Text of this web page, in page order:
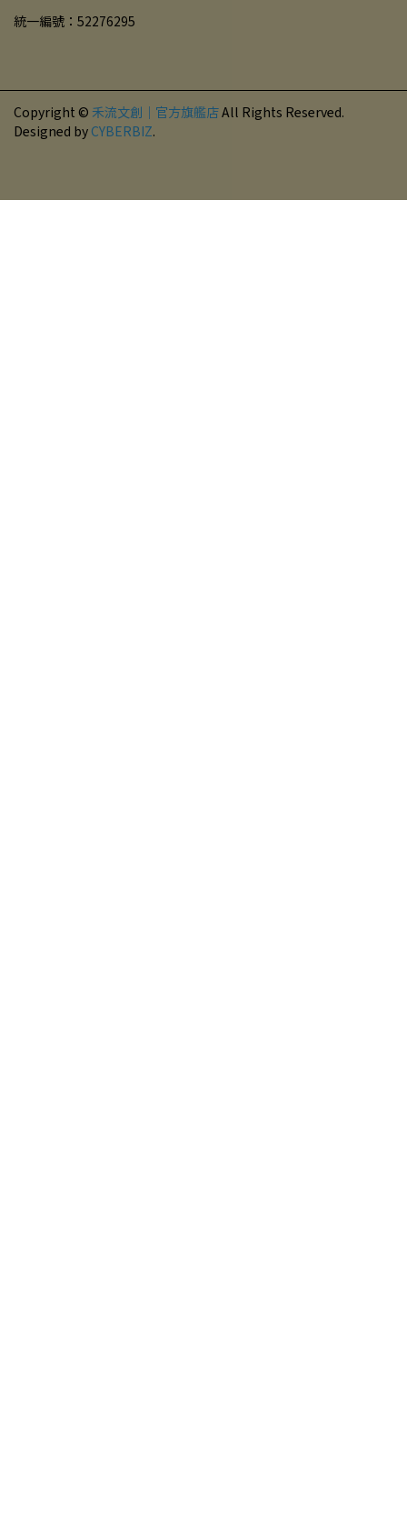
統一編號：52276295
Copyright © 禾流文創｜官方旗艦店All Rights Reserved.
Designed by CYBERBIZ.